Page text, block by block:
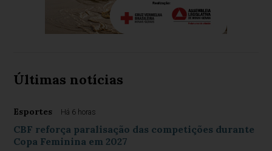
Últimas notícias
Esportes Há 6 horas
CBF reforça paralisação das competições durante
Copa Feminina em 2027